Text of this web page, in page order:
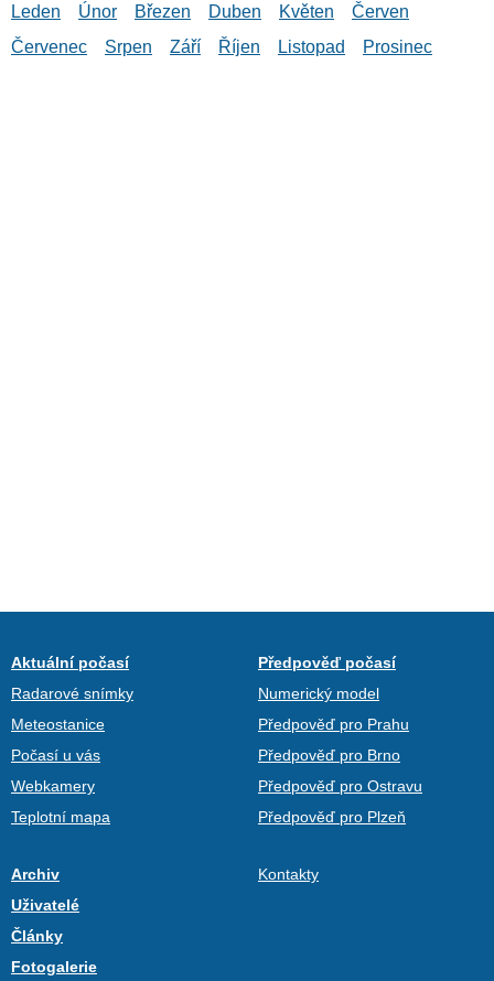
Leden Únor Březen Duben Květen
Červen
Červenec
Srpen Září Říjen Listopad Prosinec
Aktuální počasí
Radarové snímky
Meteostanice
Počasí u vás
Webkamery
Teplotní mapa
Předpověď počasí
Numerický model
Předpověď pro Prahu
Předpověď pro Brno
Předpověď pro Ostravu
Předpověď pro Plzeň
Archiv
Uživatelé
Články
Fotogalerie
Kontakty